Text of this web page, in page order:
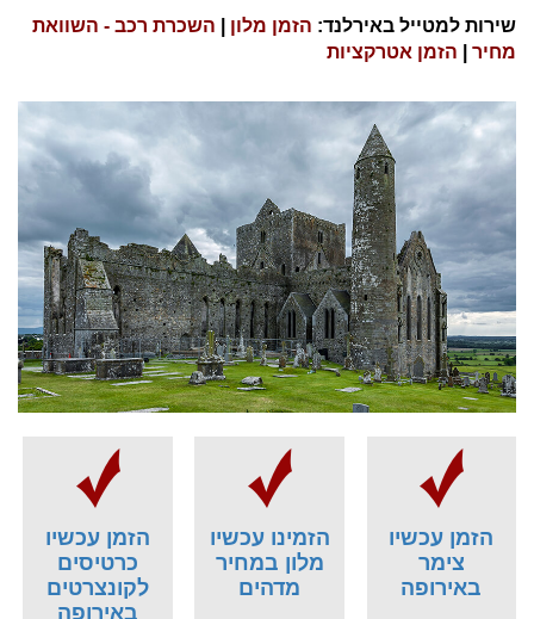
שירות למטייל באירלנד: הזמן מלון
השכרת רכב - השוואת
מחיר
הזמן אטרקציות
הזמן עכשיו
צימר
באירופה
הזמינו עכשיו
מלון במחיר
מדהים
הזמן עכשיו
כרטיסים
לקונצרטים
באירופה